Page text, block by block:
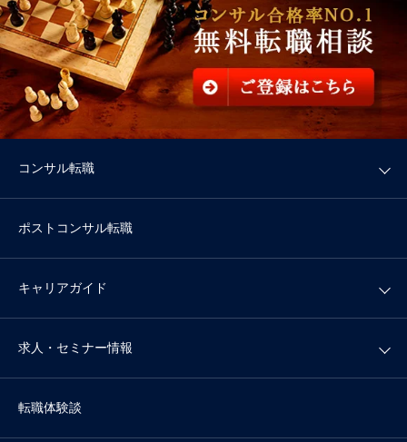
コンサル転職
ポストコンサル転職
キャリアガイド
求人・セミナー情報
転職体験談